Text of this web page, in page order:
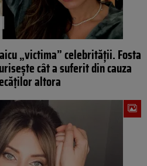
„victima” celebrității. Fosta
cât a suferit din cauza
altora